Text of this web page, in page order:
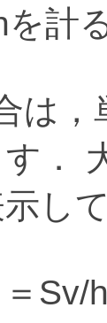
計
は
．
し
Sv/